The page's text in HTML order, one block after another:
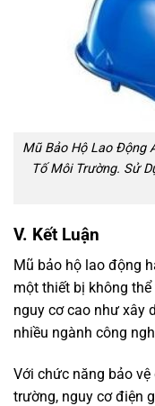
Mũ Bảo Hộ Lao Động
Tố Môi Trường. Sử
V. Kết Luận
Mũ bảo hộ lao động
một thiết bị không
nguy cơ cao như xây
nhiều ngành công
Với chức năng bảo
trường, nguy cơ điện